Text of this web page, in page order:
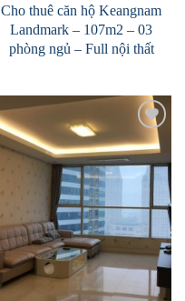
Cho thuê căn hộ Keangnam
Landmark – 107m2 – 03
phòng ngủ – Full nội thất
Add to
Wishlist